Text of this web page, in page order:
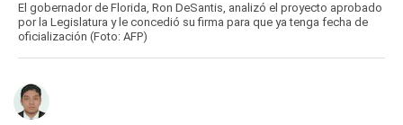
El gobernador de Florida, Ron DeSantis, analizó el proyecto aprobado
por la Legislatura y le concedió su firma para que ya tenga fecha de
oficialización (Foto: AFP)